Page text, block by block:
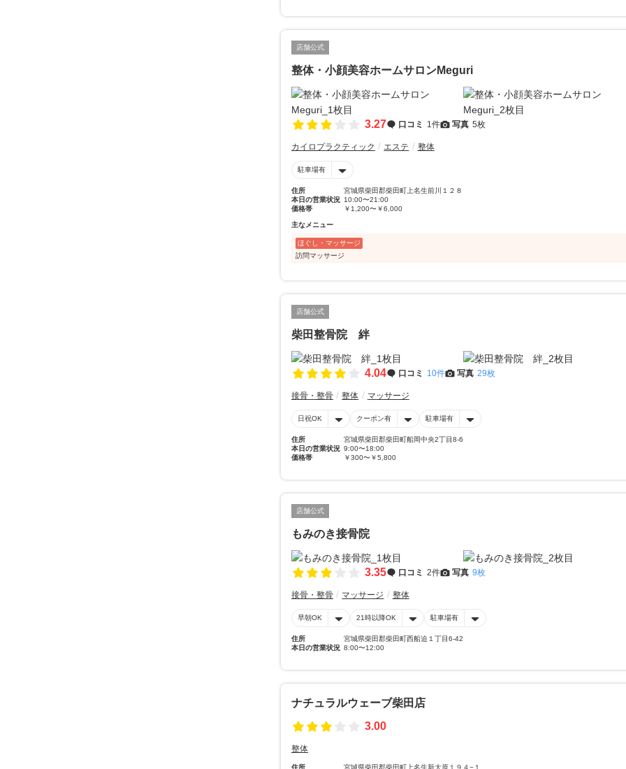
店舗公式
整体・小顔美容ホームサロンMeguri
3.27 口コミ 1件 写真 5枚
カイロプラクティック エステ 整体
駐車場有
住所
宮城県柴田郡柴田町上名生前川１２８
本日の営業状況 10:00〜21:00
価格帯
￥1,200〜￥6,000
主なメニュー
ほぐし・マッサージ
訪問マッサージ
店舗公式
柴田整骨院 絆
4.04 口コミ 10件 写真 29枚
接骨・整骨 整体 マッサージ
日祝OK クーポン有 駐車場有
住所
宮城県柴田郡柴田町船岡中央2丁目8-6
本日の営業状況 9:00〜18:00
価格帯
￥300〜￥5,800
店舗公式
もみのき接骨院
3.35 口コミ 2件 写真 9枚
接骨・整骨 マッサージ 整体
早朝OK 21時以降OK 駐車場有
住所
宮城県柴田郡柴田町西船迫１丁目6-42
本日の営業状況 8:00〜12:00
ナチュラルウェーブ柴田店
3.00
整体
住所 宮城県柴田郡柴田町上名生新大原１９４−１